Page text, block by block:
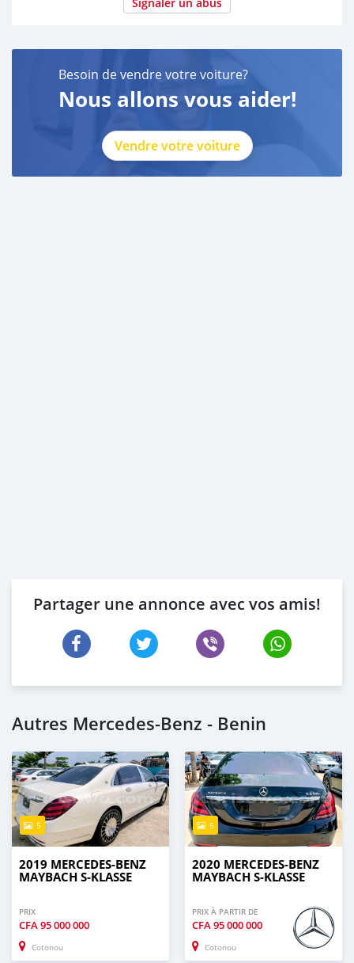
Besoin de vendre votre voiture?
Nous allons vous aider!
Vendre votre voiture
Partager une annonce avec vos amis!
Autres Mercedes-Benz - Benin
5
2019 MERCEDES-BENZ
MAYBACH S-KLASSE
PRIX
CFA95 000 000
Cotonou
5
2020 MERCEDES-BENZ
MAYBACH S-KLASSE
PRIX À PARTIR DE
CFA95 000 000
Cotonou